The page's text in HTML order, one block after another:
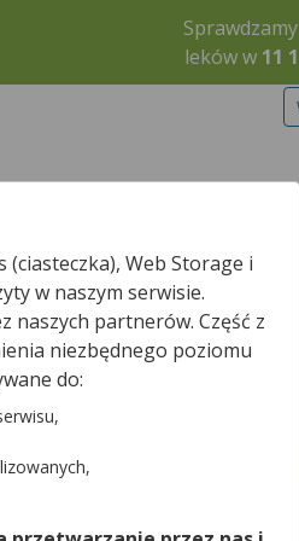
leków w 11
lek i zarezerwuj go
Szukaj leku
są właśnie otwarte.
Web Storage i
w naszym serwisie.
naszych partnerów. Część z
niezbędnego poziomu
do: